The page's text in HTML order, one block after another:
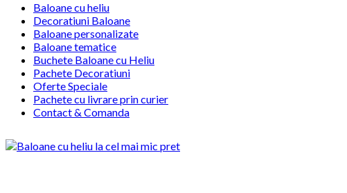
Baloane cu heliu
Decoratiuni Baloane
Baloane personalizate
Baloane tematice
Buchete Baloane cu Heliu
Pachete Decoratiuni
Oferte Speciale
Pachete cu livrare prin curier
Contact & Comanda